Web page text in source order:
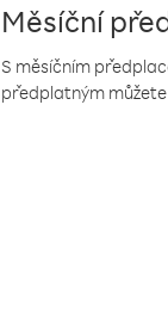
Měsíční
S měsíčním
předplatným